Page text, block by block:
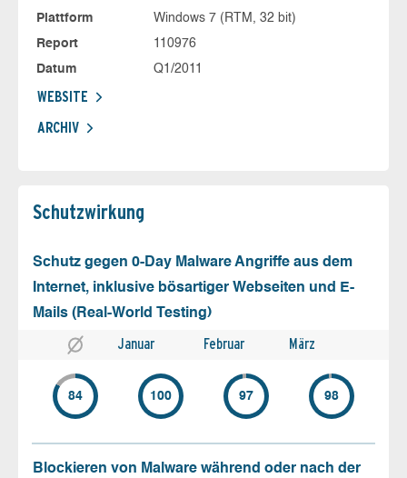
Plattform
Windows 7 (RTM, 32 bit)
Report
110976
Datum
Q1/2011
WEBSITE
ARCHIV
Schutz­wirkung
Schutz gegen 0-Day Malware Angriffe aus dem
Internet, inklusive bösartiger Webseiten und E-
Mails (Real-World Testing)
Januar Februar März
84 100 97 98
Blockieren von Malware während oder nach der